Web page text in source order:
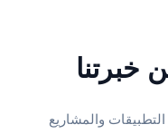
خبرتنا
والمشاريع